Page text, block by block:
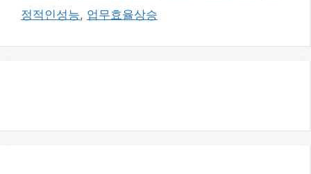
정적인성능, 업무효율상승